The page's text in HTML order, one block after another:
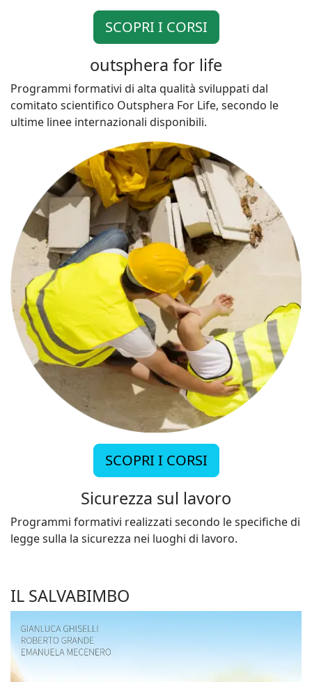
SCOPRI I CORSI
outsphera for life
Programmi formativi di alta qualità sviluppati dal
comitato scientifico Outsphera For Life, secondo le
ultime linee internazionali disponibili.
SCOPRI I CORSI
Sicurezza sul lavoro
Programmi formativi realizzati secondo le specifiche di
legge sulla la sicurezza nei luoghi di lavoro.
IL SALVABIMBO